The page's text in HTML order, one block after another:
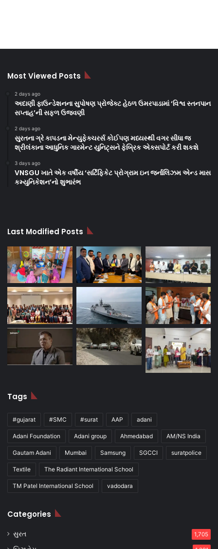
Most Viewed Posts
2 days ago
અદાણી ફાઉન્ડેશનના સુપોષણ પ્રોજેક્ટ હેઠળ ઉમરપાડામાં ‘વિશ્વ સ્તનપાન
સપ્તાહ’ની સફળ ઉજવણી
2 days ago
સુરતના ગ્રે કાપડના મેન્યુફેક્ચરર્સ કોઈપણ મધ્યસ્થી વગર સીધા જ
શ્રીલંકાના આધુનિક ગારમેન્ટ યુનિટ્સને ફેબ્રિક એક્સપોર્ટ કરી શકશે
3 days ago
VNSGU ખાતે એક વર્ષીય ‘સર્ટિફિકેટ પ્રોગ્રામ ઇન જર્નાલિઝમ એન્ડ માસ
કમ્યુનિકેશન’નો શુભારંભ
Last Modified Posts
Tags
#gujarat #SMC #surat AAP adani
Adani Foundation Adani group Ahmedabad AM/NS India
Gautam Adani Mumbai Samsung SGCCI suratpolice
Textile The Radiant International School
TM Patel International School vadodara
Categories
સુરત 1,705